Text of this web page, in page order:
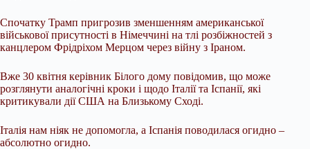
Спочатку Трамп пригрозив зменшенням американської
військової присутності в Німеччині на тлі розбіжностей з
канцлером Фрідріхом Мерцом через війну з Іраном.
Вже 30 квітня керівник Білого дому повідомив, що може
розглянути аналогічні кроки і щодо Італії та Іспанії, які
критикували дії США на Близькому Сході.
Італія нам ніяк не допомогла, а Іспанія поводилася огидно –
абсолютно огидно.